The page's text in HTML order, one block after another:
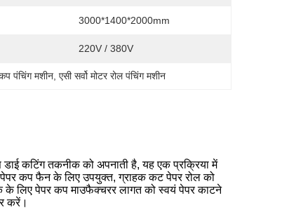
3000*1400*2000mm
220V / 380V
पंचिंग मशीन , एसी सर्वो मोटर रोल पंचिंग मशीन
डाई कटिंग तकनीक को अपनाती है, यह एक प्रक्रिया में
पेपर कप फैन के लिए उपयुक्त, ग्राहक कट पेपर रोल को
लिए पेपर कप माउफैक्चरर लागत को स्वयं पेपर काटने
करें।